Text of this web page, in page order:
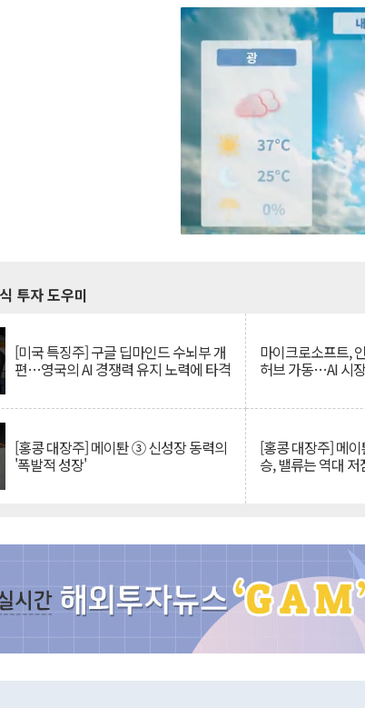
투자 도우미
[미국 특징주] 구글 딥마인드 수뇌부 개
편…영국의 AI 경쟁력 유지 노력에 타격
마이크로소프트,
허브 가동…AI 시
[홍콩 대장주] 메이퇀 ③ 신성장 동력의
'폭발적 성장'
[홍콩 대장주] 메
승, 밸류는 역대 저